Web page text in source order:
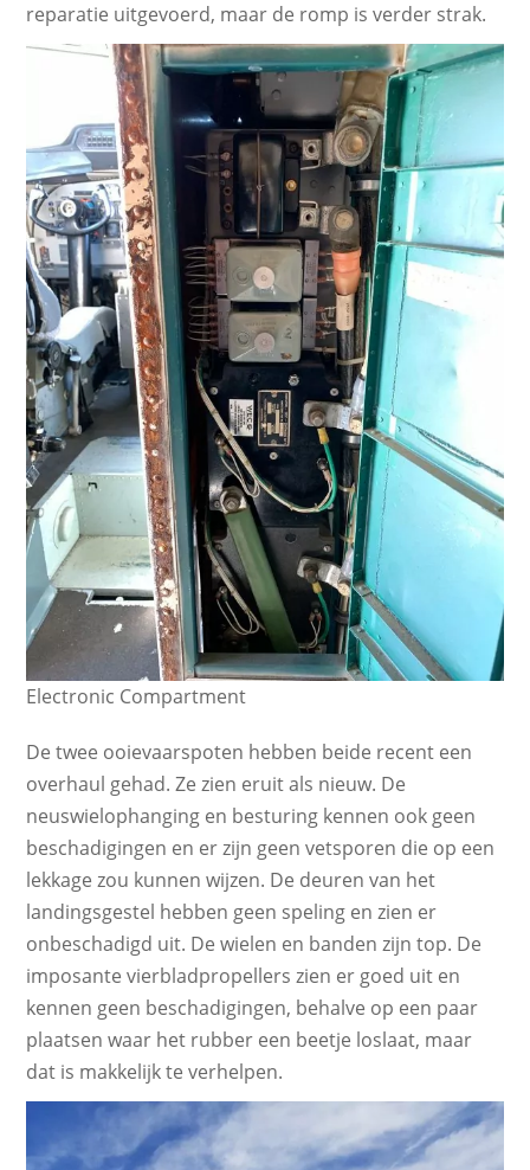
reparatie uitgevoerd, maar de romp is verder strak.
Electronic Compartment
De twee ooievaarspoten hebben beide recent een
overhaul gehad. Ze zien eruit als nieuw. De
neuswielophanging en besturing kennen ook geen
beschadigingen en er zijn geen vetsporen die op een
lekkage zou kunnen wijzen. De deuren van het
landingsgestel hebben geen speling en zien er
onbeschadigd uit. De wielen en banden zijn top. De
imposante vierbladpropellers zien er goed uit en
kennen geen beschadigingen, behalve op een paar
plaatsen waar het rubber een beetje loslaat, maar
dat is makkelijk te verhelpen.